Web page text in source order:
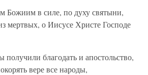
Божиим в силе, по духу святыни,
мертвых, о Иисусе Христе Господе
получили благодать и апостольство,
вере все народы,